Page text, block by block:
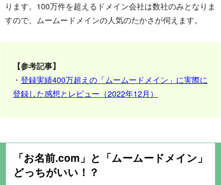
ります。100万件を超えるドメイン会社は数社のみとなりま
すので、ムームードメインの人気のたかさが伺えます。
【参考記事】
・登録実績400万超えの「ムームードメイン」に実際に
登録した感想とレビュー（2022年12月）
「お名前.com」と「ムームードメイン」
どっちがいい！？